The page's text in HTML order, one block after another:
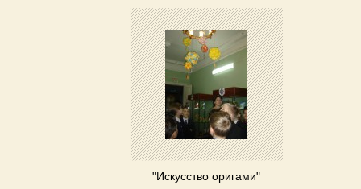
"Искусство оригами"